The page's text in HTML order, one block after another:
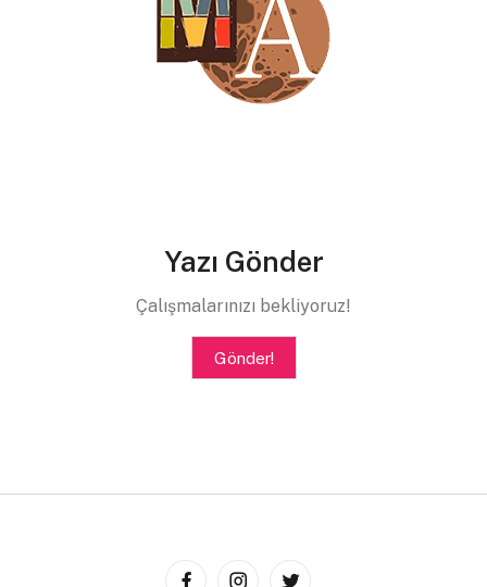
Yazı Gönder
Çalışmalarınızı bekliyoruz!
Gönder!